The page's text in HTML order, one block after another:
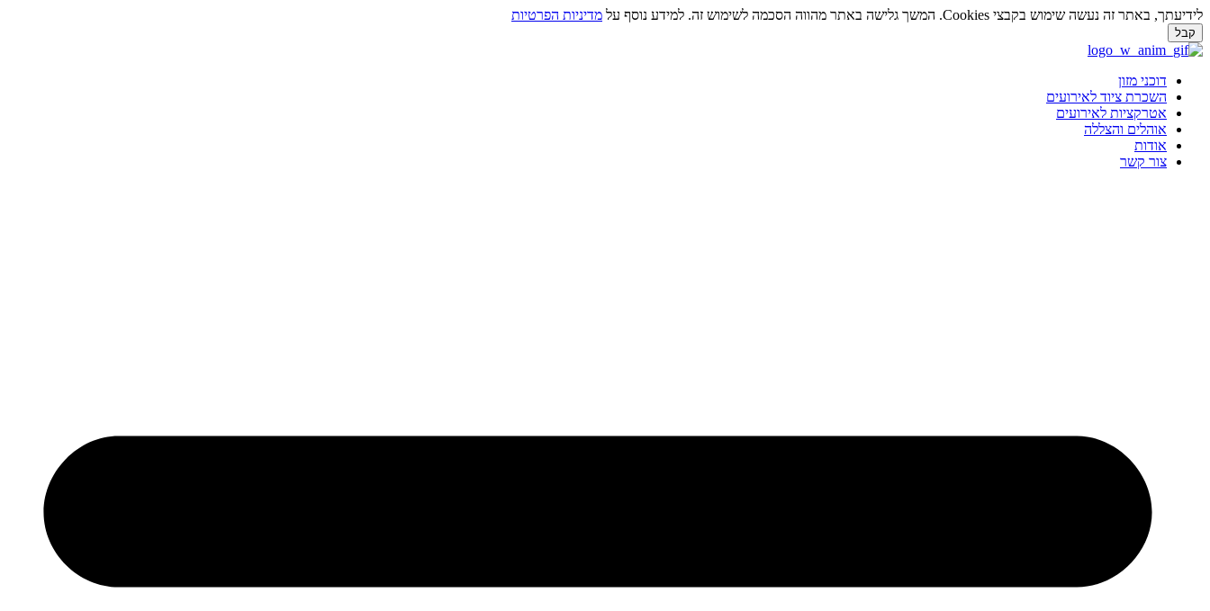
לידיעתך, באתר זה נעשה שימוש בקבצי Cookies. המשך גלישה באתר מהווה הסכמה לשימוש זה. למידע נוסף על מדיניות הפרטיות
קבל
דלג
דוכני מזון
השכרת ציוד לאירועים
אטרקציות לאירועים
אוהלים והצללה
אודות
צור קשר